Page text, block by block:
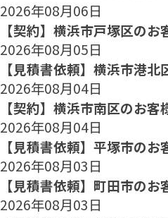
2026年08月06日
【契約】横浜市戸塚区の
2026年08月05日
【見積書依頼】横浜市港北
2026年08月04日
【契約】横浜市南区のお
2026年08月04日
【見積書依頼】平塚市のお
2026年08月03日
【見積書依頼】町田市のお
2026年08月03日